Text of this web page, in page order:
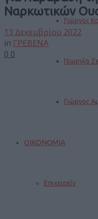
Γιώργος
Γεωργία
Γιώργος
ΟΙΚΟΝΟΜΙΑ
Επιχειρείν
Ναρκωτικών
13 Δεκεμβρίου 2022
in ΓΡΕΒΕΝΑ
0 0